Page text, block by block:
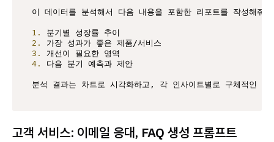
이 데이터를 분석해서 다음 내용을 포함한 리포트를 작성해줘.
1.
2.
3.
4.
다음 분기 예측과 제안
분석 결과는 차트로 시각화하고, 각 인사이트별로 구체적인 실
고객 서비스: 이메일 응대, FAQ 생성 프롬프트